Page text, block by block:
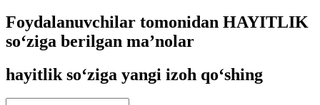
Foydalanuvchilar tomonidan HAYITLIK
so‘ziga berilgan ma’nolar
hayitlik so‘ziga yangi izoh qo‘shing